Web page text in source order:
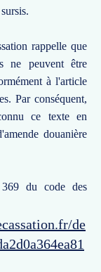
rappelle que
ne peuvent être
à l'article
Par conséquent,
ce texte en
douanière
du code des
de